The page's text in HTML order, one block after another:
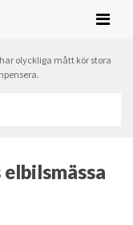
olyckliga mått kör stora